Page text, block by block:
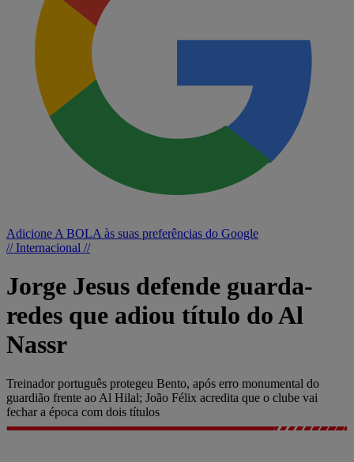
Adicione A BOLA às suas preferências do Google
// Internacional //
Jorge Jesus defende guarda-
redes que adiou título do Al
Nassr
Treinador português protegeu Bento, após erro monumental do
guardião frente ao Al Hilal; João Félix acredita que o clube vai
fechar a época com dois títulos